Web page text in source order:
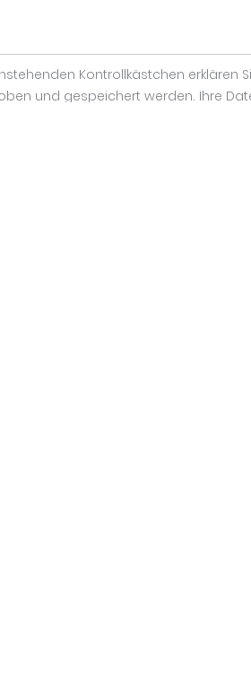
Kontrollkästchen erklären
und gespeichert werden. Ihre